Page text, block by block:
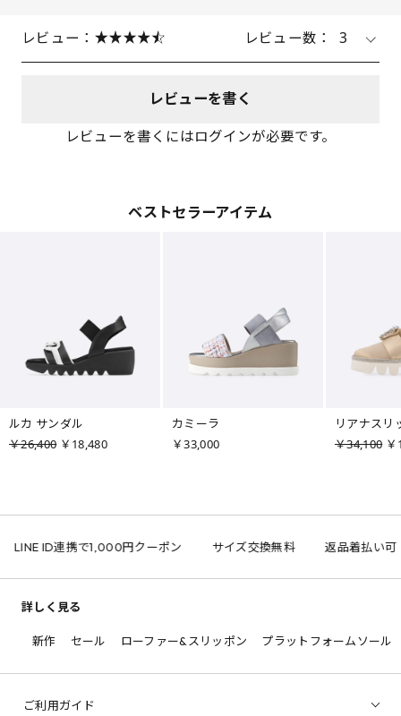
レビュー： レビュー数： 3
レビューを書く
レビューを書くにはログインが必要です。
ベストセラーアイテム
ルカ サンダル
￥26,400 ￥18,480
カミーラ
￥33,000
リアナスリ
￥34,100
LINE ID連携で1,000円クーポン サイズ交換無料 返品着払い可
詳しく見る
新作 セール ローファー&スリッポン プラットフォームソール
ご利用ガイド